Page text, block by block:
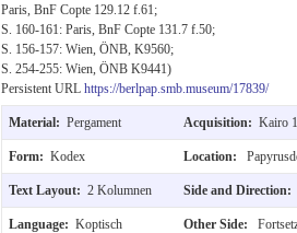
Paris, BnF Copte 129.12 f.61;
S. 160-161: Paris, BnF Copte 131.7 f.50;
S. 156-157: Wien, ÖNB, K9560;
S. 254-255: Wien, ÖNB K9441)
Persistent URL https://berlpap.smb.museum/17839/
Material: Pergament Acquisition: Kairo
Form: Kodex Location:
Text Layout: 2 Kolumnen Side and Direction:
Language: Koptisch Other Side: